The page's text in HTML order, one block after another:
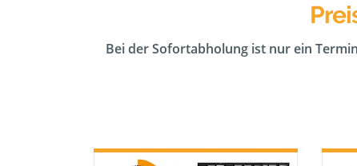
Bei der Sofortabholung ist nur ein